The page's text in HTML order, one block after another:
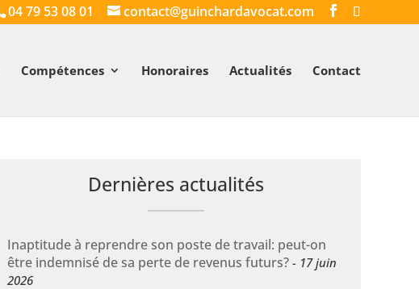
04 79 53 08 01 contact@guinchardavocat.com
Compétences Honoraires Actualités Contact
Dernières actualités
Inaptitude à reprendre son poste de travail: peut-on
être indemnisé de sa perte de revenus futurs?
17 juin
2026